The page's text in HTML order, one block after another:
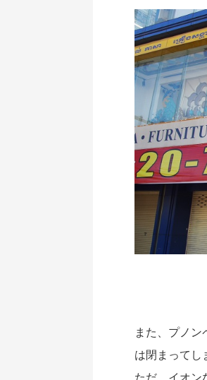
また、プノ
は閉まってし
ただ、イオン